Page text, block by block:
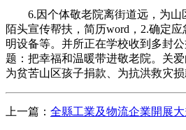
6.因个体敬老院离街道远，为山
陌头宣传帮扶，简历word，2.确定
明设备等。并所正在学校收到多封
题：把幸福和温暖带进敬老院。关爱
为贫苦山区孩子捐款、为抗洪救灾损
上一篇： 全縣工業及物流企業開展